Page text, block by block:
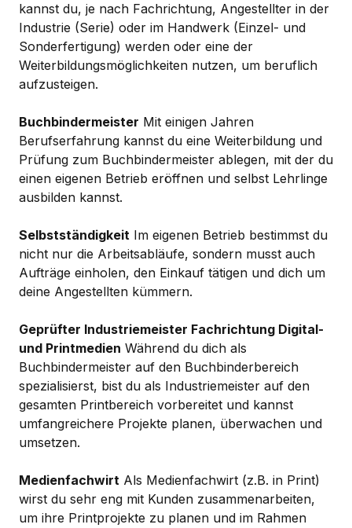
kannst du, je nach Fachrichtung, Angestellter in der
Industrie (Serie) oder im Handwerk (Einzel- und
Sonderfertigung) werden oder eine der
Weiterbildungsmöglichkeiten nutzen, um beruflich
aufzusteigen.
Buchbindermeister Mit einigen Jahren
Berufserfahrung kannst du eine Weiterbildung und
Prüfung zum Buchbindermeister ablegen, mit der du
einen eigenen Betrieb eröffnen und selbst Lehrlinge
ausbilden kannst.
Selbstständigkeit Im eigenen Betrieb bestimmst du
nicht nur die Arbeitsabläufe, sondern musst auch
Aufträge einholen, den Einkauf tätigen und dich um
deine Angestellten kümmern.
Geprüfter Industriemeister Fachrichtung Digital-
und Printmedien Während du dich als
Buchbindermeister auf den Buchbinderbereich
spezialisierst, bist du als Industriemeister auf den
gesamten Printbereich vorbereitet und kannst
umfangreichere Projekte planen, überwachen und
umsetzen.
Medienfachwirt Als Medienfachwirt (z.B. in Print)
wirst du sehr eng mit Kunden zusammenarbeiten,
um ihre Printprojekte zu planen und im Rahmen